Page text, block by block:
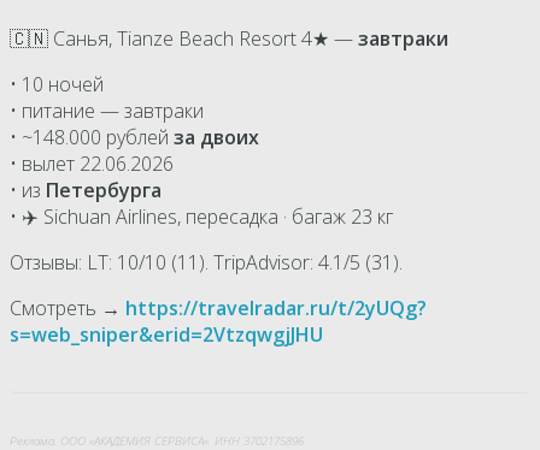
🇨🇳 Санья, Tianze Beach Resort 4★ —завтраки
• 10 ночей
• питание — завтраки
• ~148.000 рублей за двоих
• вылет 22.06.2026
• из Петербурга
• ✈️ Sichuan Airlines, пересадка · багаж 23 кг
Отзывы: LT: 10/10 (11). TripAdvisor: 4.1/5 (31).
Смотреть → https://travelradar.ru/t/2yUQg?
s=web_sniper&erid=2VtzqwgjJHU
Реклама. ООО «АКАДЕМИЯ СЕРВИСА». ИНН 3702175896